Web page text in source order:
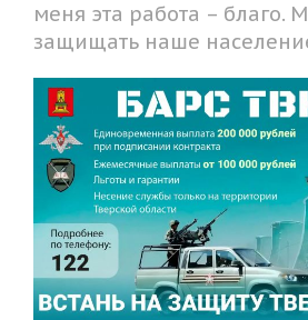
меня эта работа – благо.
защищать наше